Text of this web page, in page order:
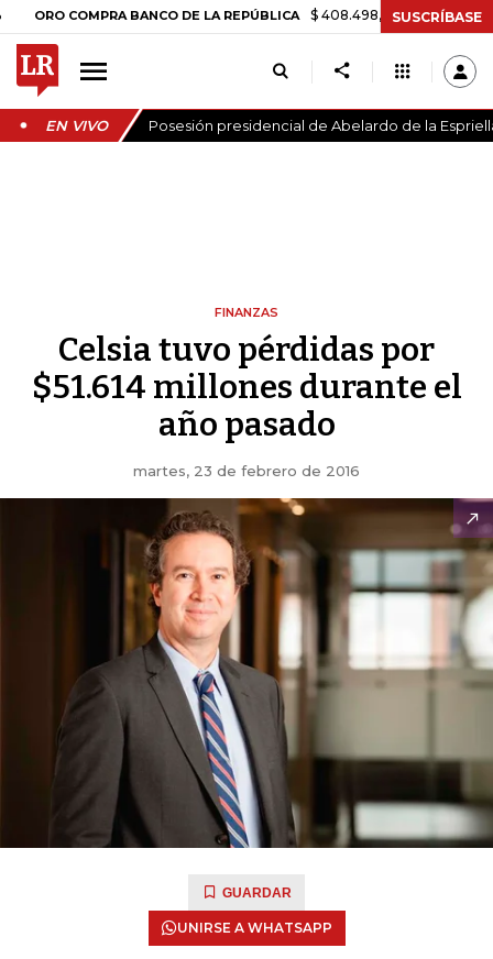
COMPRA BANCO DE LA REPÚBLICA $ 408.498,97 +$ 8.753,81 +2,19%
SUSCRÍBASE
EN VIVO Posesión presidencial de Abelardo de la
FINANZAS
Celsia tuvo pérdidas por
$51.614 millones durante el
año pasado
martes, 23 de febrero de 2016
GUARDAR
UNIRSE A WHATSAPP